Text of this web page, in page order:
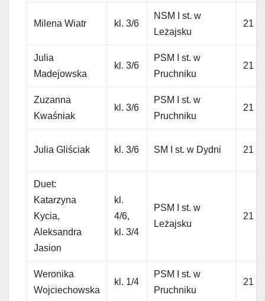
Milena Wiatr kl. 3/6
NSM I st. w
Leżajsku
21
Julia
Madejowska
kl. 3/6
PSM I st. w
Pruchniku
21
Zuzanna
Kwaśniak
kl. 3/6
PSM I st. w
Pruchniku
21
Julia Gliściak kl. 3/6 SM I st. w Dydni 21
Duet:
Katarzyna
Kycia,
Aleksandra
Jasion
kl.
4/6,
kl. 3/4
PSM I st. w
Leżajsku
21
Weronika
Wojciechowska
kl. 1/4
PSM I st. w
Pruchniku
21